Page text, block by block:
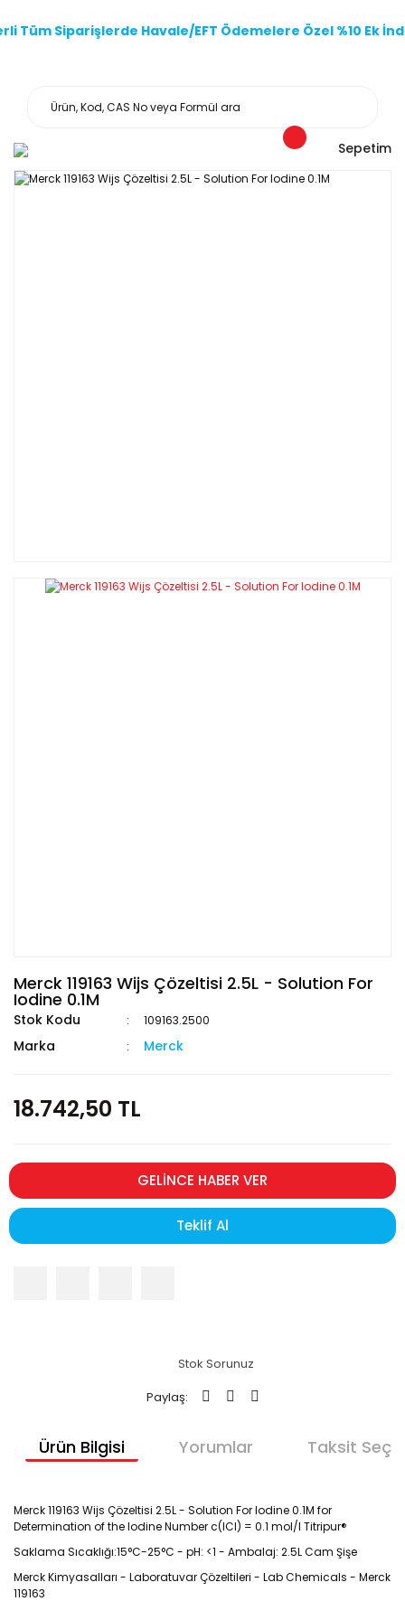
Tüm Siparişlerde Havale/EFT Ödemelere Özel %10 Ek
Sepetim
Merck 119163 Wijs Çözeltisi 2.5L - Solution For
Iodine 0.1M
Stok Kodu 109163.2500
Marka Merck
18.742,50 TL
GELİNCE HABER VER
Teklif Al
Stok Sorunuz
Paylaş:
Ürün Bilgisi Yorumlar Taksit
Merck 119163 Wijs Çözeltisi 2.5L - Solution For Iodine 0.1M for
Determination of the Iodine Number c(ICl) = 0.1 mol/l Titripur®
Saklama Sıcaklığı:15°C-25°C - pH: <1 - Ambalaj: 2.5L Cam Şişe
Merck Kimyasalları - Laboratuvar Çözeltileri - Lab Chemicals - Merck
119163